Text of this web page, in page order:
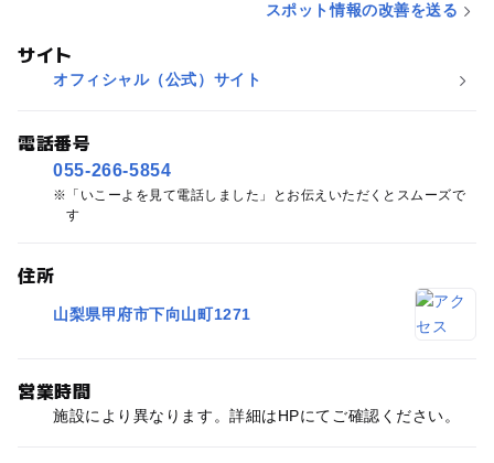
スポット情報の改善を送る
サイト
オフィシャル（公式）サイト
電話番号
055-266-5854
「いこーよを見て電話しました」とお伝えいただくとスムーズで
す
住所
山梨県甲府市下向山町1271
営業時間
施設により異なります。詳細はHPにてご確認ください。